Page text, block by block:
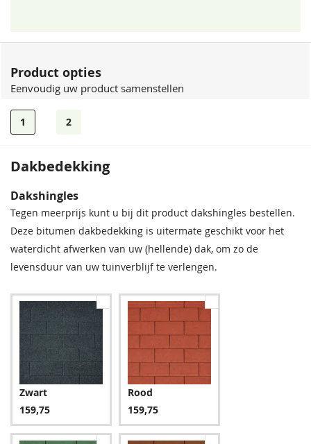
Product opties
Eenvoudig uw product samenstellen
1 2
Dakbedekking
Dakshingles
Tegen meerprijs kunt u bij dit product dakshingles bestellen.
Deze bitumen dakbedekking is uitermate geschikt voor het
waterdicht afwerken van uw (hellende) dak, om zo de
levensduur van uw tuinverblijf te verlengen.
Zwart
159,75
Rood
159,75